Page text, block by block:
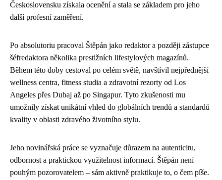
Československu získala ocenění a stala se základem pro jeho
další profesní zaměření.
Po absolutoriu pracoval Štěpán jako redaktor a později zástupce
šéfredaktora několika prestižních lifestylových magazínů.
Během této doby cestoval po celém světě, navštívil nejpřednější
wellness centra, fitness studia a zdravotní rezorty od Los
Angeles přes Dubaj až po Singapur. Tyto zkušenosti mu
umožnily získat unikátní vhled do globálních trendů a standardů
kvality v oblasti zdravého životního stylu.
Jeho novinářská práce se vyznačuje důrazem na autenticitu,
odbornost a praktickou využitelnost informací. Štěpán není
pouhým pozorovatelem – sám aktivně praktikuje to, o čem píše.